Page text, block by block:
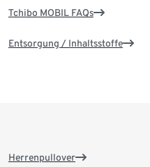
Tchibo MOBIL FAQs
Entsorgung / Inhaltsstoffe
Herrenpullover